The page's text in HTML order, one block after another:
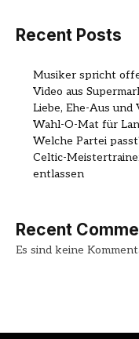
Recent Posts
Musiker spricht
Video aus
Liebe, Ehe-Aus und
Wahl-O-Mat für
Welche Partei
Celtic-
entlassen
Recent
Es sind keine